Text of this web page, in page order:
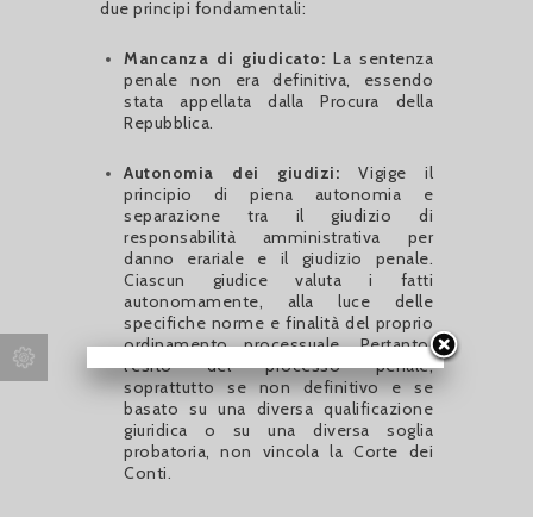
due principi fondamentali:
Mancanza di giudicato: La sentenza
penale non era definitiva, essendo
stata appellata dalla Procura della
Repubblica.
Autonomia dei giudizi: Vigige il
principio di piena autonomia e
separazione tra il giudizio di
responsabilità amministrativa per
danno erariale e il giudizio penale.
Ciascun giudice valuta i fatti
autonomamente, alla luce delle
specifiche norme e finalità del proprio
ordinamento processuale. Pertanto,
l’esito del processo penale,
soprattutto se non definitivo e se
basato su una diversa qualificazione
giuridica o su una diversa soglia
probatoria, non vincola la Corte dei
Conti.